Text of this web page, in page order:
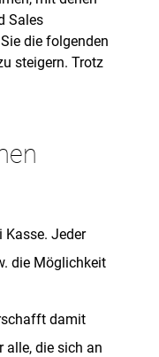
Sales
die folgenden
steigern. Trotz
Kasse. Jeder
die Möglichkeit
damit
alle, die sich an